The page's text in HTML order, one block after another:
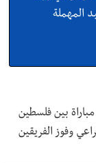
المهملة
بين فلسطين
وفوز الفريقين